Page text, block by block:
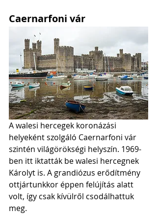
Caernarfoni vár
A walesi hercegek koronázási
helyeként szolgáló Caernarfoni vár
szintén világörökségi helyszín. 1969-
ben itt iktatták be walesi hercegnek
Károlyt is. A grandiózus erődítmény
ottjártunkkor éppen felújítás alatt
volt, így csak kívülről csodálhattuk
meg.